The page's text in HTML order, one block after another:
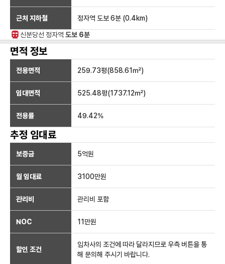
근처 지하철 정자역 도보 6분 (0.4km)
신분당선 정자역 도보 6분
면적 정보
전용면적 259.73평(858.61㎡)
임대면적 525.48평(1737.12㎡)
전용률 49.42%
추정 임대료
보증금 5억원
월 임대료 3100만원
관리비 관리비 포함
NOC 11만원
할인 조건
임차사의 조건에 따라 달라지므로 우측 버튼을 통
해 문의해 주시기 바랍니다.